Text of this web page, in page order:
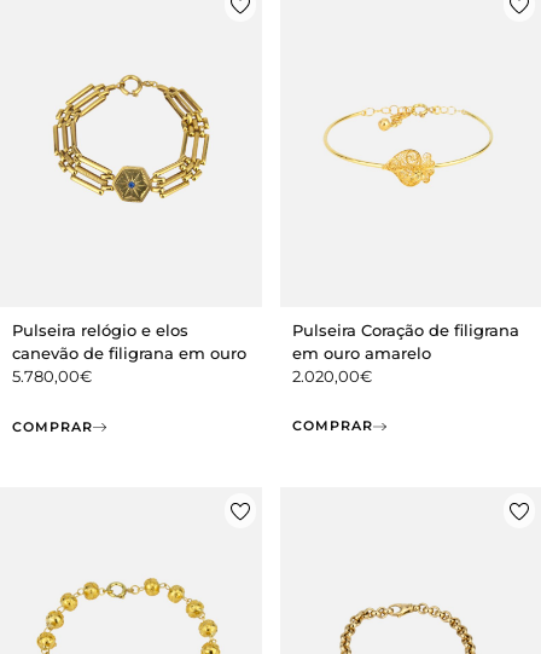
Pulseira relógio e elos
canevão de filigrana em ouro
5.780,00€
COMPRAR
Pulseira Coração de filigrana
em ouro amarelo
2.020,00€
COMPRAR